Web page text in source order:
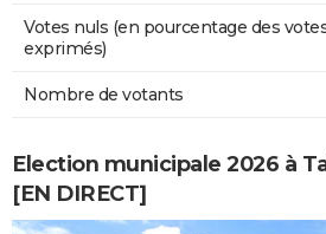
Votes nuls (en pourcentage des
exprimés)
Nombre de votants
Election municipale 2026 à
[EN DIRECT]